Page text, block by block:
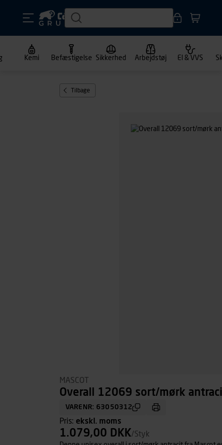
Kemi Befæstigelse Sikkerhed Arbejdstøj El & VVS
Tilbage
MASCOT
Overall 12069 sort/mørk
VARENR: 63050312
Pris: ekskl. moms
1.079,00 DKK/Styk